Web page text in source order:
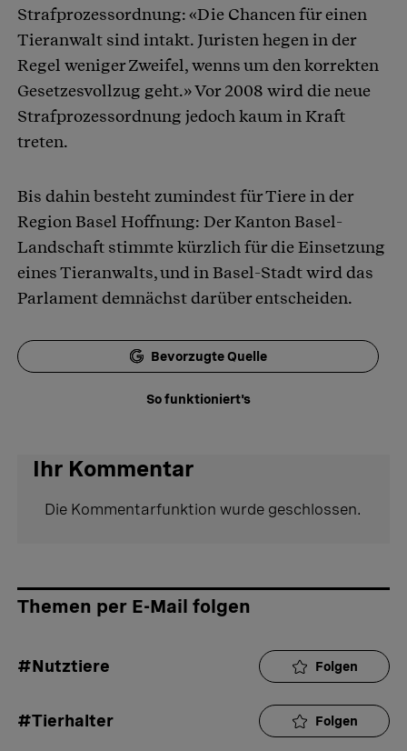
Strafprozessordnung: «Die Chancen für einen
Tieranwalt sind intakt. Juristen hegen in der
Regel weniger Zweifel, wenns um den korrekten
Gesetzesvollzug geht.» Vor 2008 wird die neue
Strafprozessordnung jedoch kaum in Kraft
treten.
Bis dahin besteht zumindest für Tiere in der
Region Basel Hoffnung: Der Kanton Basel-
Landschaft stimmte kürzlich für die Einsetzung
eines Tieranwalts, und in Basel-Stadt wird das
Parlament demnächst darüber entscheiden.
Bevorzugte Quelle
So funktioniert's
Ihr Kommentar
Die Kommentarfunktion wurde geschlossen.
Themen per E-Mail folgen
#Nutztiere Folgen
#Tierhalter Folgen